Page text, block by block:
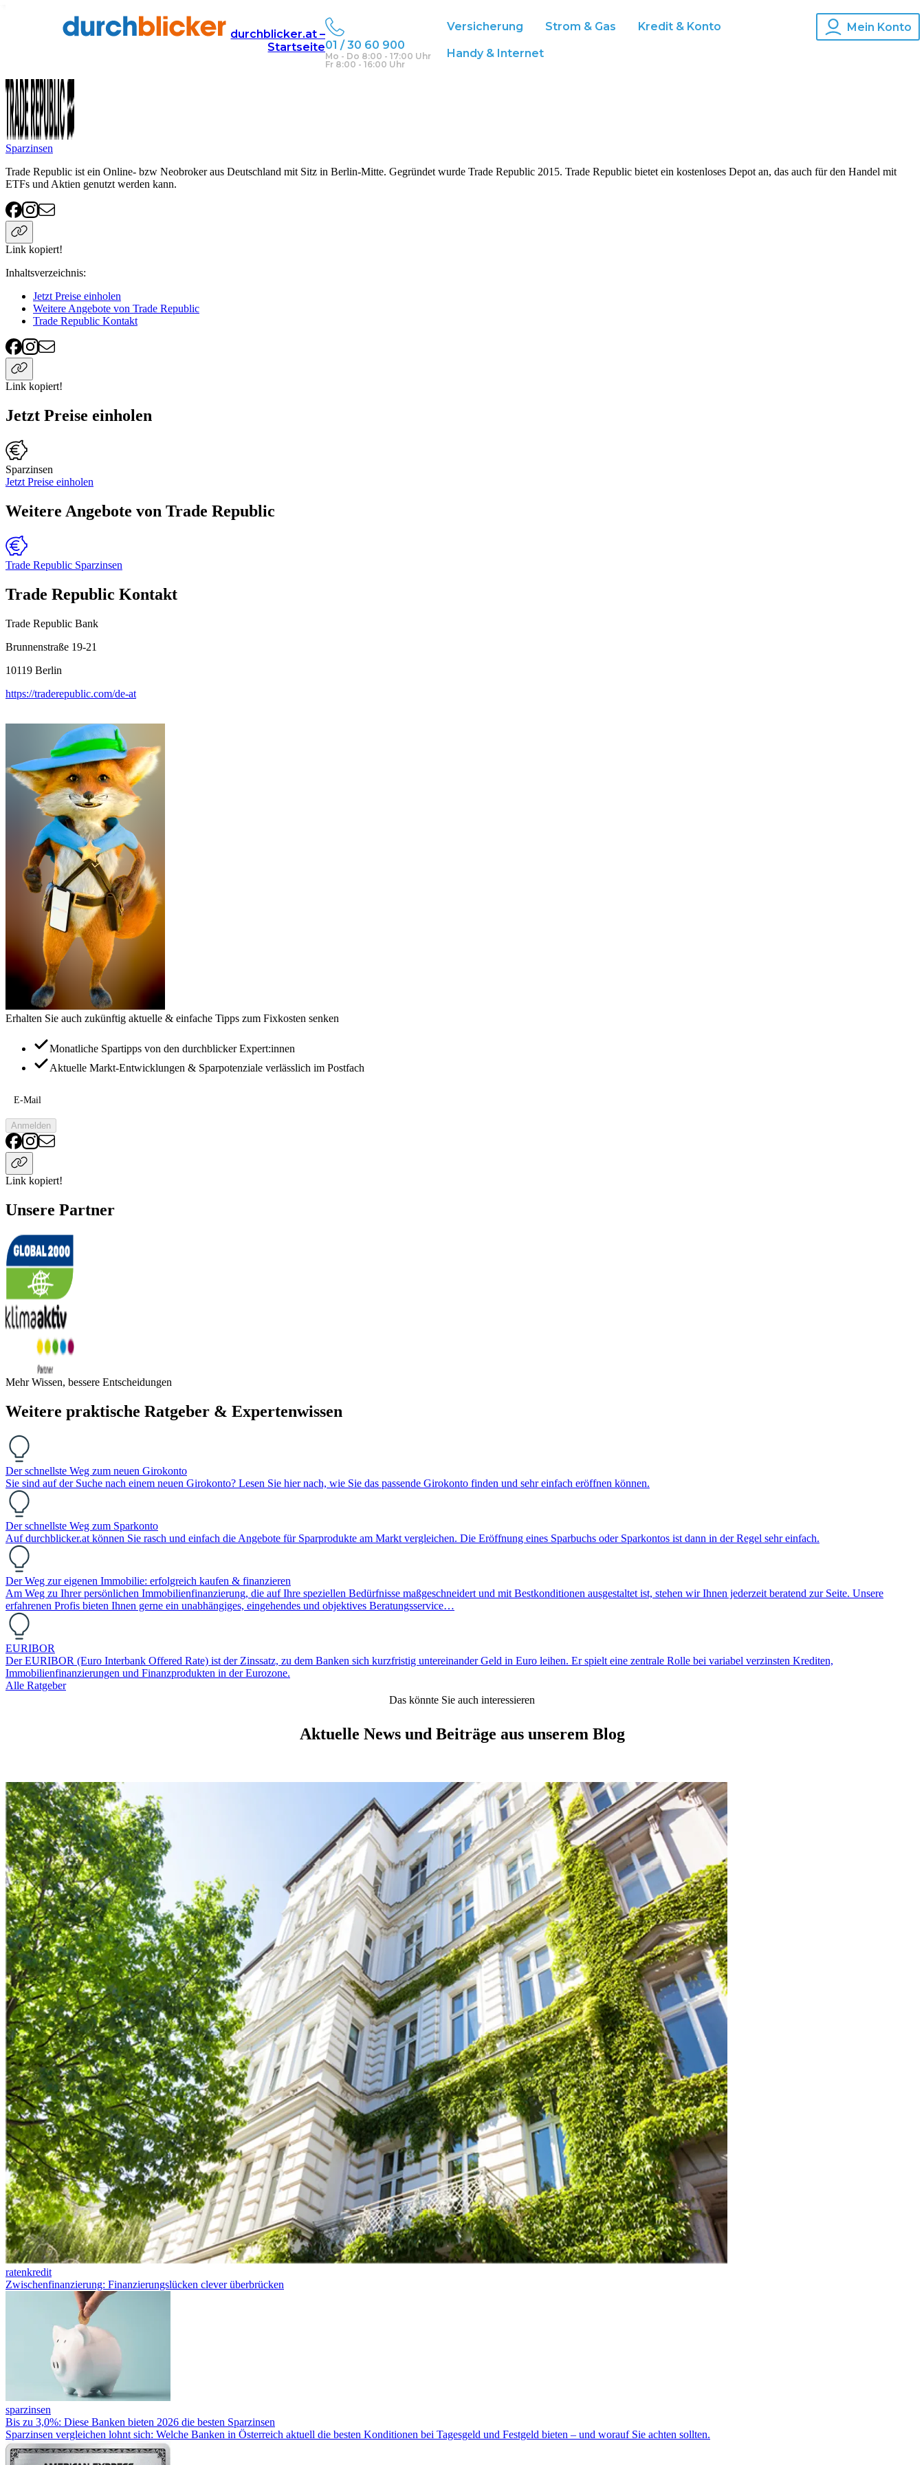
durchblicker.at –
Startseite01 / 30 60 900
Mo - Do 8:00 - 17:00 Uhr
Fr 8:00 - 16:00 Uhr
Versicherung Strom & Gas Kredit & Konto
Handy & Internet
Mein Konto
Finanzen Trade Republic
Sparzinsen
Trade Republic ist ein Online- bzw Neobroker aus Deutschland mit Sitz in Berlin-Mitte. Gegründet wurde Trade Republic 2015. Trade Republic bietet ein kostenloses Depot an, das auch für den Handel mit
ETFs und Aktien genutzt werden kann.
Link kopiert!
Inhaltsverzeichnis:
Jetzt Preise einholen
Weitere Angebote von Trade Republic
Trade Republic Kontakt
Link kopiert!
Jetzt Preise einholen
Sparzinsen
Jetzt Preise einholen
Weitere Angebote von Trade Republic
Trade Republic Sparzinsen
Trade Republic Kontakt
Trade Republic Bank
Brunnenstraße 19-21
10119 Berlin
https://traderepublic.com/de-at
Erhalten Sie auch zukünftig aktuelle & einfache Tipps zum Fixkosten senken
Monatliche Spartipps von den durchblicker Expert:innen
Aktuelle Markt-Entwicklungen & Sparpotenziale verlässlich im Postfach
E-Mail
Anmelden
Link kopiert!
Unsere Partner
Mehr Wissen, bessere Entscheidungen
Weitere praktische Ratgeber & Expertenwissen
Der schnellste Weg zum neuen Girokonto
Sie sind auf der Suche nach einem neuen Girokonto? Lesen Sie hier nach, wie Sie das passende Girokonto finden und sehr einfach eröffnen können.
Der schnellste Weg zum Sparkonto
Auf durchblicker.at können Sie rasch und einfach die Angebote für Sparprodukte am Markt vergleichen. Die Eröffnung eines Sparbuchs oder Sparkontos ist dann in der Regel sehr einfach.
Der Weg zur eigenen Immobilie: erfolgreich kaufen & finanzieren
Am Weg zu Ihrer persönlichen Immobilienfinanzierung, die auf Ihre speziellen Bedürfnisse maßgeschneidert und mit Bestkonditionen ausgestaltet ist, stehen wir Ihnen jederzeit beratend zur Seite. Unsere
erfahrenen Profis bieten Ihnen gerne ein unabhängiges, eingehendes und objektives Beratungsservice…
EURIBOR
Der EURIBOR (Euro Interbank Offered Rate) ist der Zinssatz, zu dem Banken sich kurzfristig untereinander Geld in Euro leihen. Er spielt eine zentrale Rolle bei variabel verzinsten Krediten,
Immobilienfinanzierungen und Finanzprodukten in der Eurozone.
Alle Ratgeber
Das könnte Sie auch interessieren
Aktuelle News und Beiträge aus unserem Blog
ratenkredit
Zwischenfinanzierung: Finanzierungslücken clever überbrücken
sparzinsen
Bis zu 3,0%: Diese Banken bieten 2026 die besten Sparzinsen
Sparzinsen vergleichen lohnt sich: Welche Banken in Österreich aktuell die besten Konditionen bei Tagesgeld und Festgeld bieten – und worauf Sie achten sollten.